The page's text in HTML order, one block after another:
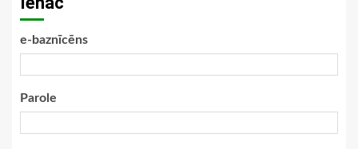
e-baznīcēns
Parole